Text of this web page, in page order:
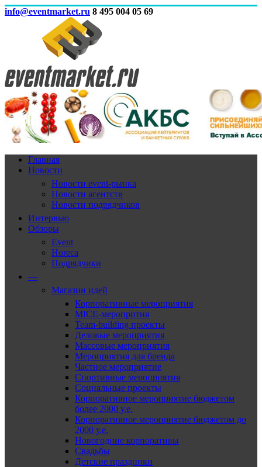
info@eventmarket.ru 8 495 004 05 69
Главная
Новости
Новости event-рынка
Новости агентств
Новости подрядчиков
Интервью
Обзоры
Event
Horeca
Подрядчики
—
Магазин идей
Корпоративные мероприятия
MICE-меропрития
Team-building проекты
Деловые мероприятия
Массовые мероприятия
Мероприятия для бренда
Частное мероприятие
Спортивные мероприятия
Социальные проекты
Корпоративное мероприятие бюджетом
более 2000 у.е.
Корпоративное мероприятие бюджетом до
2000 у.е.
Новогодние корпоративы
Свадьбы
Детские праздники